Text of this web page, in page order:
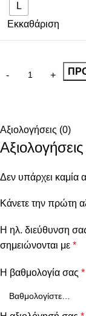
L
Εκκαθάριση
Αξιολογήσεις (0)
Αξιολογήσεις
Δεν υπάρχει καμία
Κάνετε την πρώτη
Η ηλ. διεύθυνση
σημειώνονται με *
Η βαθμολογία σας *